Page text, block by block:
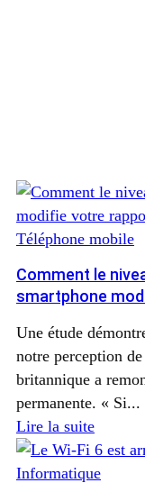
Téléphone mobile
Comment le
smartphone
Une étude
notre perception
britannique a
permanente. « Si...
Lire la suite
Informatique